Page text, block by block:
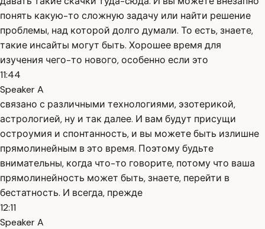
понять какую-то сложную задачу или найти решение
проблемы, над которой долго думали. То есть, знаете,
такие инсайты могут быть. Хорошее время для
изучения чего-то нового, особенно если это
11:44
Speaker A
связано с различными технологиями, эзотерикой,
астрологией, ну и так далее. И вам будут присущи
остроумия и спонтанность, и вы можете быть излишне
прямолинейным в это время. Поэтому будьте
внимательны, когда что-то говорите, потому что ваша
прямолинейность может быть, знаете, перейти в
бестатность. И всегда, прежде
12:11
Speaker A